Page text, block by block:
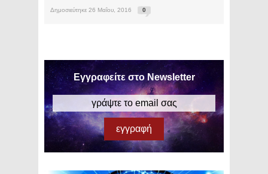
Δημοσιεύτηκε 26 Μαΐου, 2016 0
Εγγραφείτε στο Newsletter